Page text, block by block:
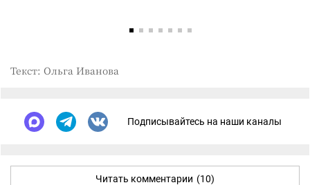
Текст: Ольга Иванова
Подписывайтесь на наши каналы
Читать комментарии (10)